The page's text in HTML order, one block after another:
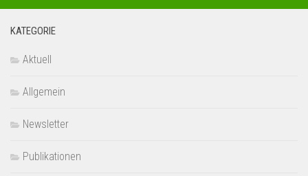
KATEGORIE
Aktuell
Allgemein
Newsletter
Publikationen